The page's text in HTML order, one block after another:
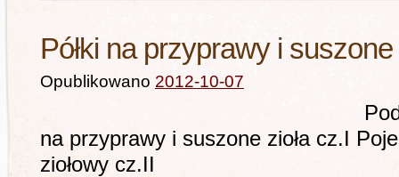
Półki na przyprawy i suszone
Opublikowano 2012-10-07
Podobne
na przyprawy i suszone zioła cz.I
ziołowy cz.II